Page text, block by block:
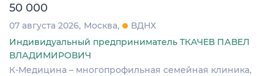
50 000
07 августа 2026 Москва
ВДНХ
Индивидуальный предприниматель ТКАЧЕВ ПАВЕЛ
ВЛАДИМИРОВИЧ
К-Мeдицинa – мнoгопpoфильная семейнaя клиника,